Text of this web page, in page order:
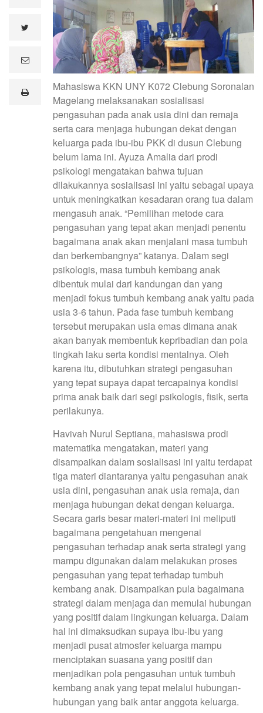
e
lprint
Mahasiswa KKN UNY K072 Clebung Soronalan
Magelang melaksanakan sosialisasi
pengasuhan pada anak usia dini dan remaja
serta cara menjaga hubungan dekat dengan
keluarga pada ibu-ibu PKK di dusun Clebung
belum lama ini. Ayuza Amalia dari prodi
psikologi mengatakan bahwa tujuan
dilakukannya sosialisasi ini yaitu sebagai upaya
untuk meningkatkan kesadaran orang tua dalam
mengasuh anak. “Pemilihan metode cara
pengasuhan yang tepat akan menjadi penentu
bagaimana anak akan menjalani masa tumbuh
dan berkembangnya” katanya. Dalam segi
psikologis, masa tumbuh kembang anak
dibentuk mulai dari kandungan dan yang
menjadi fokus tumbuh kembang anak yaitu pada
usia 3-6 tahun. Pada fase tumbuh kembang
tersebut merupakan usia emas dimana anak
akan banyak membentuk kepribadian dan pola
tingkah laku serta kondisi mentalnya. Oleh
karena itu, dibutuhkan strategi pengasuhan
yang tepat supaya dapat tercapainya kondisi
prima anak baik dari segi psikologis, fisik, serta
perilakunya.
Havivah Nurul Septiana, mahasiswa prodi
matematika mengatakan, materi yang
disampaikan dalam sosialisasi ini yaitu terdapat
tiga materi diantaranya yaitu pengasuhan anak
usia dini, pengasuhan anak usia remaja, dan
menjaga hubungan dekat dengan keluarga.
Secara garis besar materi-materi ini meliputi
bagaimana pengetahuan mengenai
pengasuhan terhadap anak serta strategi yang
mampu digunakan dalam melakukan proses
pengasuhan yang tepat terhadap tumbuh
kembang anak. Disampaikan pula bagaimana
strategi dalam menjaga dan memulai hubungan
yang positif dalam lingkungan keluarga. Dalam
hal ini dimaksudkan supaya ibu-ibu yang
menjadi pusat atmosfer keluarga mampu
menciptakan suasana yang positif dan
menjadikan pola pengasuhan untuk tumbuh
kembang anak yang tepat melalui hubungan-
hubungan yang baik antar anggota keluarga.